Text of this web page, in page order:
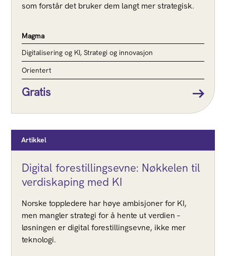
som forstår det bruker dem langt mer strategisk.
Magma
Digitalisering og KI, Strategi og innovasjon
Orientert
Gratis
Artikkel
Digital forestillingsevne: Nøkkelen til
verdiskaping med KI
Norske toppledere har høye ambisjoner for KI,
men mangler strategi for å hente ut verdien –
løsningen er digital forestillingsevne, ikke mer
teknologi.